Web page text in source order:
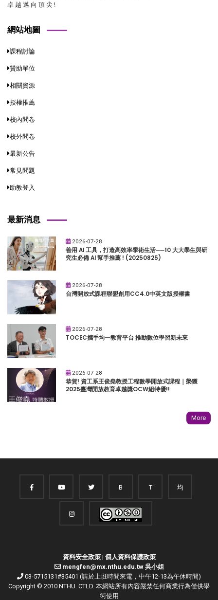
卓 越 邁 向 頂 尖 !
網站地圖
課程討論
贊助單位
相關資源
授權推薦
校內問卷
校外問卷
最新公告
常見問題
助教登入
最新消息
2026-07-28
善用 AI 工具，打造高效率學術生活──10 大大學生與研
究生必備 AI 幫手推薦 ! (20250825)
2026-07-28
台灣開放式課程聯盟創用CC4.0中英文版授權書
2026-07-28
TOCEC攜手均一教育平台 推動數位學習新未來
2026-07-28
恭賀! 資工系王俊堯教授工程數學開放式課程｜榮獲
2025臺灣開放教育卓越獎OCW組特優!!
More
B T 均
資料安全政策| 個人資料保護政策
mengfen@mx.nthu.edu.tw 吳小姐
03-5715131#35401 (請於上班時間來電，中午12-13為午休時間)
Copyright © 2010 NTHU. CTLD. 本網站所有內容嚴禁任何商業行為僅供學
術使用